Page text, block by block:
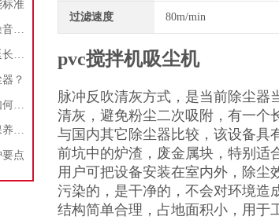
标准
防爆型工业集尘器如何减少噪音?三个方法轻松解决
优化磨床粉尘集尘机维护，延长设备寿命
？
脉冲反吹除尘机的运行成本如何控制和优化？
关于粉尘脉冲集尘器的维护保养问题
点
过滤速度 80m/min
pvc搅拌机吸尘机
脉冲反吹清灰方式，是当前除尘器
清灰，避免粉尘二次吸附，有一个
与国内其它除尘器比较，该设备具
前坑中的炉渣，废金属块，特别适
用户可把设备安装在室内外，除尘
污染的，是干净的，不会对环境造
结构简单合理，占地面积小，用于